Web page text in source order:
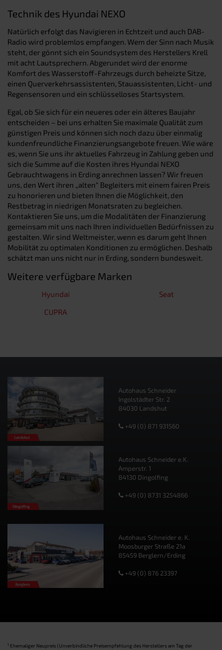
Technik des Hyundai NEXO
Natürlich erfolgt das Navigieren in Echtzeit und auch DAB-
Radio wird problemlos empfangen. Wem der Sinn nach Musik
steht, der gönnt sich ein Soundsystem des Herstellers Krell
mit acht Lautsprechern. Abgerundet wird der enorme
Komfort des Wasserstoff-Fahrzeugs durch beheizte Sitze,
einen Querverkehrsassistenten, Stauassistenten, Licht- und
Regensensoren und ein schlüsselloses Startsystem.
Egal, ob Sie sich für ein neueres oder ein älteres Baujahr
entscheiden – bei uns erhalten Sie maximale Qualität zum
günstigen Preis und können sich noch dazu über einmalig
kundenfreundliche Finanzierungsangebote freuen. Wie wäre
es, wenn Sie uns ihr aktuelles Fahrzeug in Zahlung geben und
sich die Summe auf die Kosten ihres Hyundai NEXO
Gebrauchtwagens in Erding anrechnen lassen? Wir freuen
uns, den Wert ihren „alten“ Begleiters mit einem fairen Preis
zu honorieren und bieten Ihnen die Möglichkeit, den
Restbetrag in niedrigen Monatsraten zu begleichen.
Kontaktieren Sie uns, um die Modalitäten der Finanzierung
gemeinsam mit uns nach Ihren individuellen Bedürfnissen zu
gestalten. Wir sind Weltmeister, wenn es darum geht Ihnen
Mobilität zu optimalen Konditionen zu ermöglichen. Deshalb
schätzt man uns nicht nur in Erding, sondern bundesweit.
Weitere verfügbare Marken
Hyundai
Seat
CUPRA
Autohaus Schneider
Ingolstädter Str. 2
84030 Landshut
+49 (0) 871 931560
Autohaus Schneider e.K.
Amperstr. 1
84130 Dingolfing
+49 (0) 8731 3254866
Autohaus Schneider e. K.
Moosburger Straße 21a
85459 Berglern/Erding
+49 (0) 876 23397
1 Ehemaliger Neupreis (Unverbindliche Preisempfehlung des Herstellers am Tag der